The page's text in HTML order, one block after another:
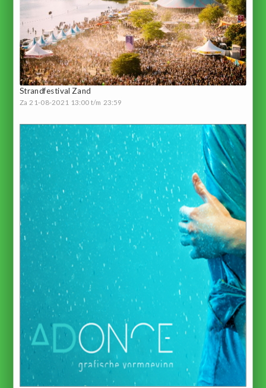
Strandfestival Zand
Za 21-08-2021 13:00 t/m 23:59